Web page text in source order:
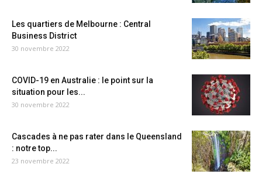
Les quartiers de Melbourne : Central
Business District
30 novembre 2022
COVID-19 en Australie : le point sur la
situation pour les...
30 novembre 2022
Cascades à ne pas rater dans le Queensland
: notre top...
23 novembre 2022